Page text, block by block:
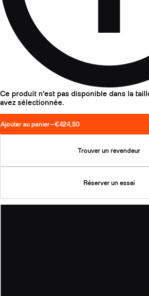
Ce produit n'est pas disponible dans la
avez sélectionnée.
Ajouter au panier—€424,50
Trouver un revendeur
Réserver un essai